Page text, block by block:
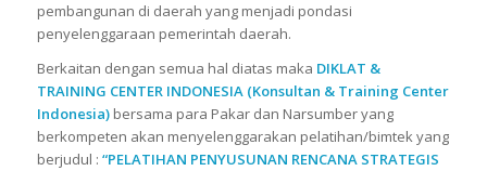
pembangunan di daerah yang menjadi pondasi
penyelenggaraan pemerintah daerah.
Berkaitan dengan semua hal diatas maka DIKLAT &
TRAINING CENTER INDONESIA(Konsultan & Training Center
Indonesia)bersama para Pakar dan Narsumber yang
berkompeten akan menyelenggarakan pelatihan/bimtek yang
berjudul : “PELATIHAN PENYUSUNAN RENCANA STRATEGIS